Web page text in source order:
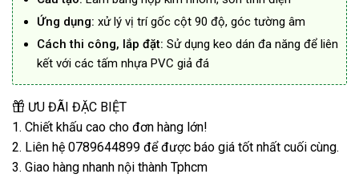
Ứng dụng: xử lý vị trí gốc cột 90 độ, góc tường âm
Cách thi công, lắp đặt: Sử dụng keo dán đa năng để liên
kết với các tấm nhựa PVC giả đá
ƯU ĐÃI ĐẶC BIỆT
1. Chiết khấu cao cho đơn hàng lớn!
2. Liên hệ 0789644899 để được báo giá tốt nhất cuối cùng.
3. Giao hàng nhanh nội thành Tphcm